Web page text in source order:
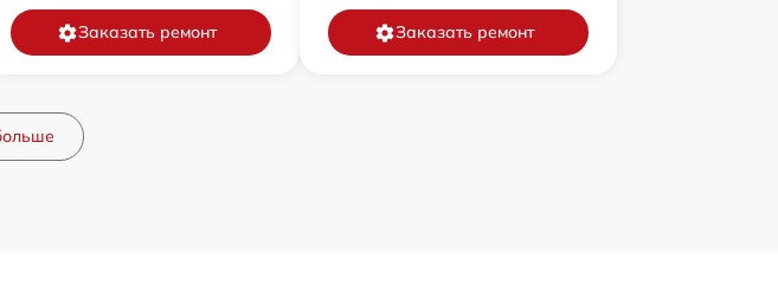
Заказать ремонт Заказать ремонт